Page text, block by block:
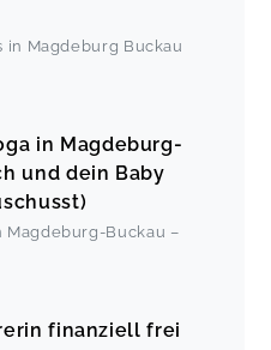
in Magdeburg Buckau
in Magdeburg-
und dein Baby
Magdeburg-Buckau –
finanziell frei